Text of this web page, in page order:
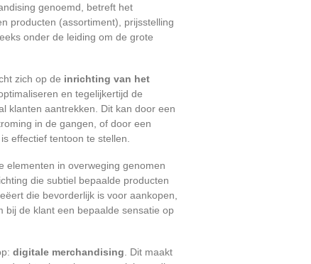
genoemd, betreft het
producten (assortiment), prijsstelling
onder de leiding om de grote
zich op de inrichting van het
en tegelijkertijd de
klanten aantrekken. Dit kan door een
in de gangen, of door een
effectief tentoon te stellen.
elementen in overweging genomen
die subtiel bepaalde producten
die bevorderlijk is voor aankopen,
bij de klant een bepaalde sensatie op
digitale merchandising . Dit maakt